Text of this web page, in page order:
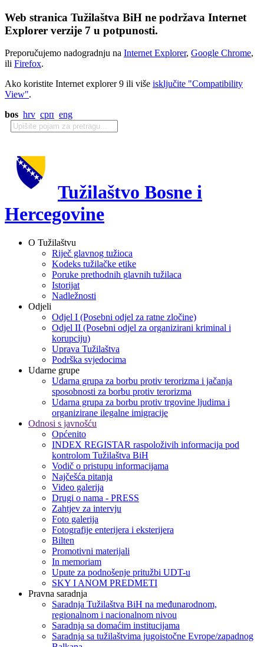
Web stranica Tužilaštva BiH ne podržava Internet
Explorer verzije 7 u potpunosti.
Preporučujemo nadogradnju na Internet Explorer, Google Chrome,
ili Firefox.
Ako koristite Internet explorer 9 ili više isključite "Compatibility
View".
bos hrv срп eng
Tužilaštvo Bosne i
Hercegovine
O Tužilaštvu
Riječ glavnog tužioca
Kodeks tužilačke etike
Poruke prethodnih glavnih tužilaca
Istorijat
Nadležnosti
Odjeli
Odjel I (Posebni odjel za ratne zločine)
Odjel II (Posebni odjel za organizirani kriminal i
korupciju)
Uprava Tužilaštva
Podrška svjedocima
Udarne grupe
Udarna grupa za borbu protiv terorizma i jačanja
sposobnosti za borbu protiv terorizma
Udarna grupa za borbu protiv trgovine ljudima i
organizirane ilegalne imigracije
Odnosi s javnošću
Općenito
INDEX REGISTAR raspoloživih informacija pod
kontrolom Tužilaštva BiH
Vodič o pristupu informacijama
Najčešća pitanja
Video galerija
Drugi o nama - PRESS
Zahtjev za intervju
Foto galerija
Fotografije enterijera i eksterijera
Bilten
Promotivni materijali
In memoriam
Upute za podnošenje pritužbi UDT-u
SKY I ANOM PREDMETI
Pravna saradnja
Saradnja Tužilaštva BiH na međunarodnom,
regionalnom i nacionalnom nivou
Saradnja sa domaćim institucijama
Saradnja sa tužilaštvima jugoistočne Evrope/zapadnog